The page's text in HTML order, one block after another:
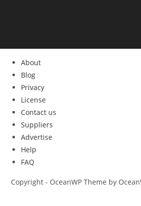
About
Blog
Privacy
License
Contact us
Suppliers
Advertise
Help
FAQ
Copyright - OceanWP Theme by